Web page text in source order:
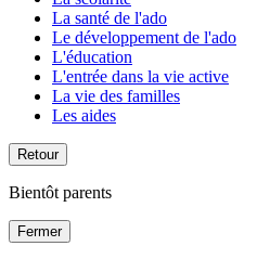
La santé de l'ado
Le développement de l'ado
L'éducation
L'entrée dans la vie active
La vie des familles
Les aides
Retour
Bientôt parents
Fermer